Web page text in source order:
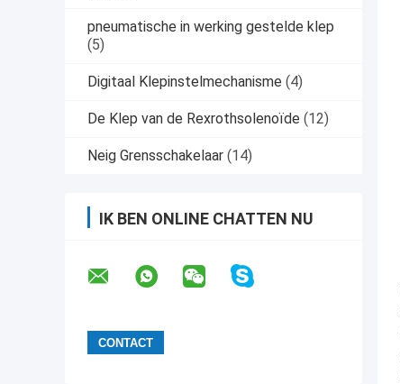
pneumatische in werking gestelde klep
(5)
Digitaal Klepinstelmechanisme (4)
De Klep van de Rexrothsolenoïde (12)
Neig Grensschakelaar (14)
IK BEN ONLINE CHATTEN NU